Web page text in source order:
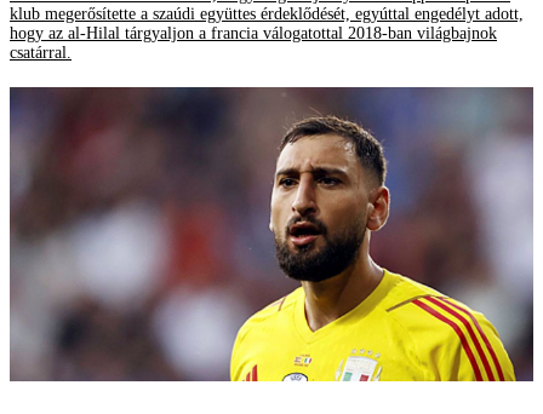
klub megerősítette a szaúdi együttes érdeklődését, egyúttal engedélyt adott,
hogy az al-Hilal tárgyaljon a francia válogatottal 2018-ban világbajnok
csatárral.